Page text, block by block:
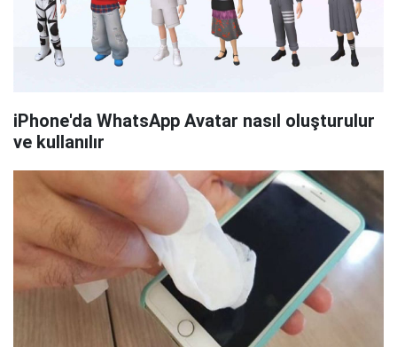
iPhone'da WhatsApp Avatar nasıl oluşturulur
ve kullanılır